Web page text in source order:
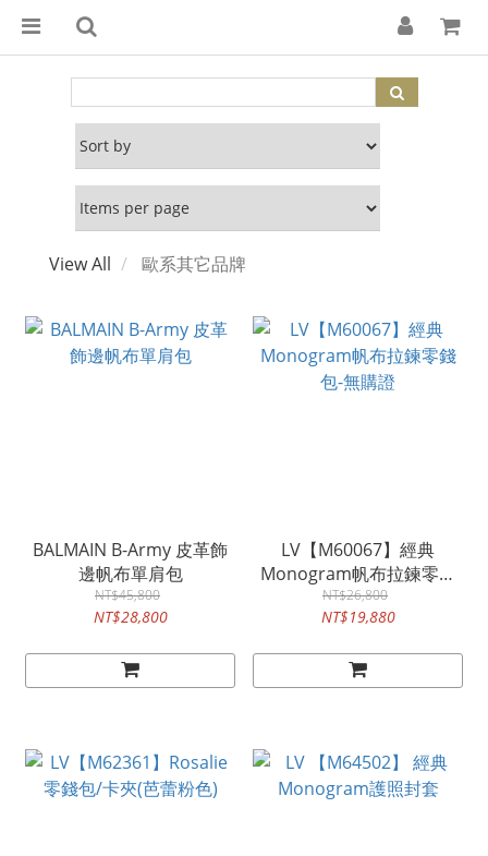
View All 歐系其它品牌
BALMAIN B-Army 皮革飾
邊帆布單肩包
NT$45,800
NT$28,800
LV【M60067】經典
Monogram帆布拉鍊零錢
包-無購證
NT$26,800
NT$19,880